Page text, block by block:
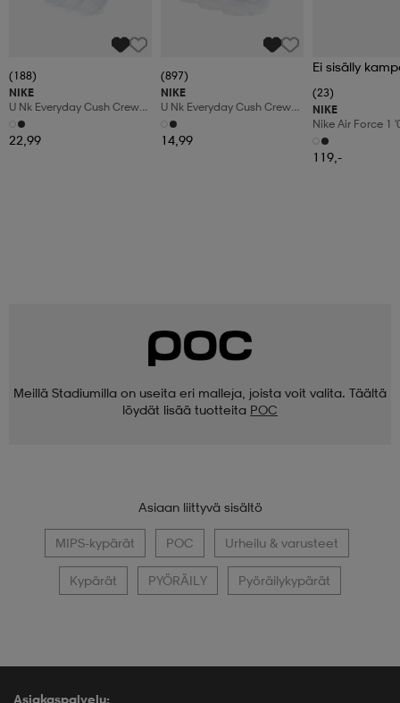
(188)
NIKE
U Nk Everyday Cush Crew
6pr-Bd
22,99
(897)
NIKE
U Nk Everyday Cush Crew
3pr
14,99
Ei sisälly
(23)
NIKE
Nike Air Force 1
Shoes
119,-
Meillä Stadiumilla on useita eri malleja, joista voit valita. Täältä
löydät lisää tuotteita POC
Asiaan liittyvä sisältö
MIPS-kypärät POC Urheilu & varusteet
Kypärät PYÖRÄILY Pyöräilykypärät
Asiakaspalvelu: